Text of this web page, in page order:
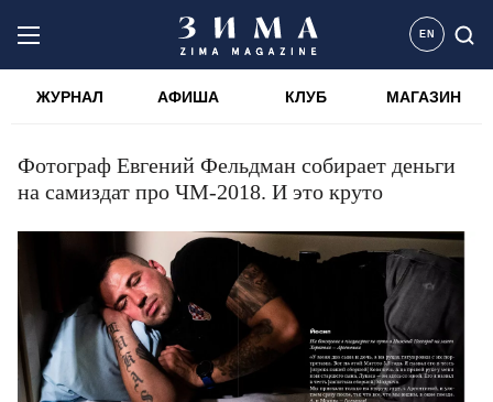
EN
ЖУРНАЛ АФИША КЛУБ МАГАЗИН
Фотограф Евгений Фельдман собирает деньги
на самиздат про ЧМ-2018. И это круто